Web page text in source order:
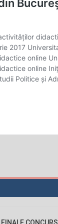
FINALE CONCURS